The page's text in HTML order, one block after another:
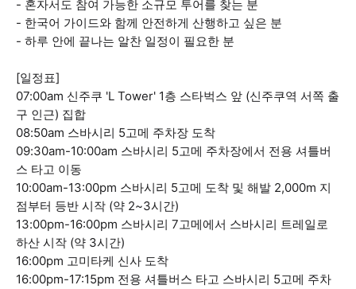
- 혼자서도 참여 가능한 소규모 투어를 찾는 분
- 한국어 가이드와 함께 안전하게 산행하고 싶은 분
- 하루 안에 끝나는 알찬 일정이 필요한 분
[일정표]
07:00am 신주쿠 'L Tower' 1층 스타벅스 앞 (신주쿠역 서쪽 출
구 인근) 집합
08:50am 스바시리 5고메 주차장 도착
09:30am-10:00am 스바시리 5고메 주차장에서 전용 셔틀버
스 타고 이동
10:00am-13:00pm 스바시리 5고메 도착 및 해발 2,000m 지
점부터 등반 시작 (약 2~3시간)
13:00pm-16:00pm 스바시리 7고메에서 스바시리 트레일로
하산 시작 (약 3시간)
16:00pm 고미타케 신사 도착
16:00pm-17:15pm 전용 셔틀버스 타고 스바시리 5고메 주차